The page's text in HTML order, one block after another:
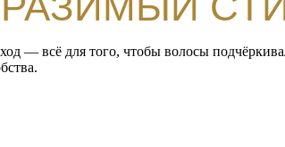
— всё для того, чтобы волосы